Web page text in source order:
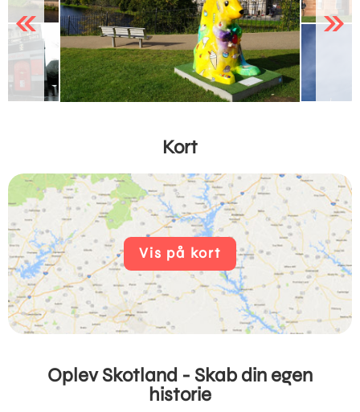
Previous Next
Kort
Vis på kort
Oplev Skotland - Skab din egen
historie